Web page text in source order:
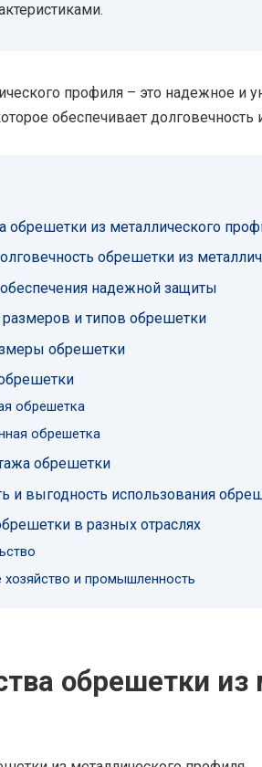
профиля – это надежное и
обеспечивает долговечность
обрешетки из металлического
обрешетки из
надежной защиты
размеров и типов обрешетки
обрешетки
обрешетка
обрешетка
обрешетки
и выгодность использования
в разных отраслях
хозяйство и промышленность
обрешетки из